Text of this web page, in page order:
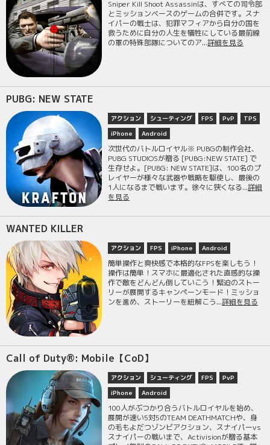
Sniper Kill Shoot Assassinは、すべての司令部
とミッションベースのゲームの合併です。スナ
イパーの戦士は、犯罪マフィアから自分の国を
救うために自分の人生を犠牲にしている最前線
の軍の特殊部隊についてのア...詳細を見る
PUBG: NEW STATE
アクション シューティング FPS PvP
TPS
iPhone
Android
次世代のバトルロイヤル※ PUBGの制作会社、
PUBG STUDIOSが贈る [PUBG:NEW STATE] で
生存せよ。[PUBG: NEW STATE]は、100名のプ
レイヤーが様々な武器や戦略を駆使し、最後の
1人になるまで戦います。徐々に狭くなる...詳細
を見る
WANTED KILLER
アクション FPS iPhone Android
簡単操作と爽快感で本格的なFPSを楽しもう！
操作は簡単！スマホに最適化された直感的な操
作で敵をどんどん倒していこう！緊迫のストー
リーが展開するキャンペーンモード！ミッショ
ンを進め、ストーリーを紐解こう...詳細を見る
Call of Duty®: Mobile【CoD】
アクション シューティング FPS
PvP
iPhone
Android
100人がぶつかり合うバトルロイヤルを始め、
展開が速い5対5のTEAM DEATHMATCHや、身
の毛もよだつゾンビアクション、スナイパーvs
スナイパーの戦いまで、Activisionが贈る基本